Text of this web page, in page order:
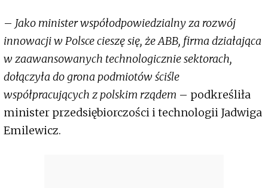
– Jako minister współodpowiedzialny za rozwój
innowacji w Polsce cieszę się, że ABB, firma działająca
w zaawansowanych technologicznie sektorach,
dołączyła do grona podmiotów ściśle
współpracujących z polskim rządem – podkreśliła
minister przedsiębiorczości i technologii Jadwiga
Emilewicz.